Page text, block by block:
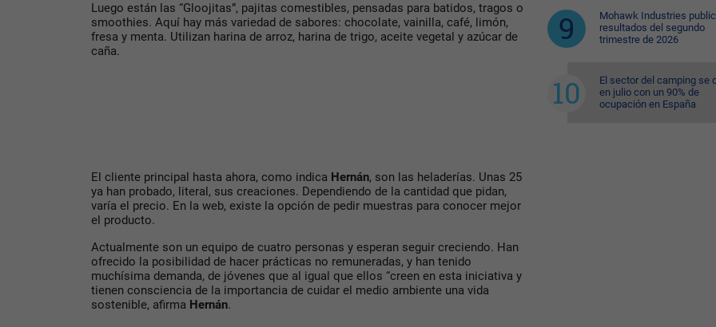
Luego están las “Gloojitas”, pajitas comestibles, pensadas para batidos, tragos o
smoothies. Aquí hay más variedad de sabores: chocolate, vainilla, café, limón,
fresa y menta. Utilizan harina de arroz, harina de trigo, aceite vegetal y azúcar de
caña.
El cliente principal hasta ahora, como indica Hernán, son las heladerías. Unas 25
ya han probado, literal, sus creaciones. Dependiendo de la cantidad que pidan,
varía el precio. En la web, existe la opción de pedir muestras para conocer mejor
el producto.
Actualmente son un equipo de cuatro personas y esperan seguir creciendo. Han
ofrecido la posibilidad de hacer prácticas no remuneradas, y han tenido
muchísima demanda, de jóvenes que al igual que ellos “creen en esta iniciativa y
tienen consciencia de la importancia de cuidar el medio ambiente una vida
sostenible, afirma Hernán.
Mohawk Industries
resultados del segundo
trimestre de 2026
El sector del camping se
en julio con un 90% de
ocupación en España